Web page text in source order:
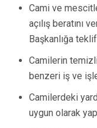
Cami ve
açılış beratını
Başkanlığa
Camilerin
benzeri iş ve
Camilerdeki
uygun olarak